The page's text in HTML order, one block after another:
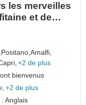
les merveilles
et de
Positano,Amalfi,
+2 de plus
bienvenus
+2 de plus
Anglais